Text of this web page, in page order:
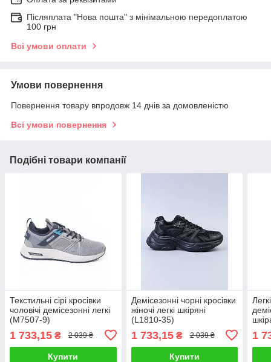
Післяплата "Нова пошта" з мінімальною передоплатою
100 грн
Всі умови оплати
Умови повернення
Повернення товару впродовж 14 днів за домовленістю
Всі умови повернення
Подібні товари компанії
Текстильні сірі кросівки
чоловічі демісезонні легкі
(M7507-9)
1 733,15 ₴ 2 039 ₴
Купити
Демісезонні чорні кросівки
жіночі легкі шкіряні
(L1810-35)
1 733,15₴ 2 039 ₴
Купити
1